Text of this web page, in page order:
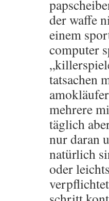
der waffe
einem
computer
tatsachen
mehrere
täglich
nur daran
natürlich
oder